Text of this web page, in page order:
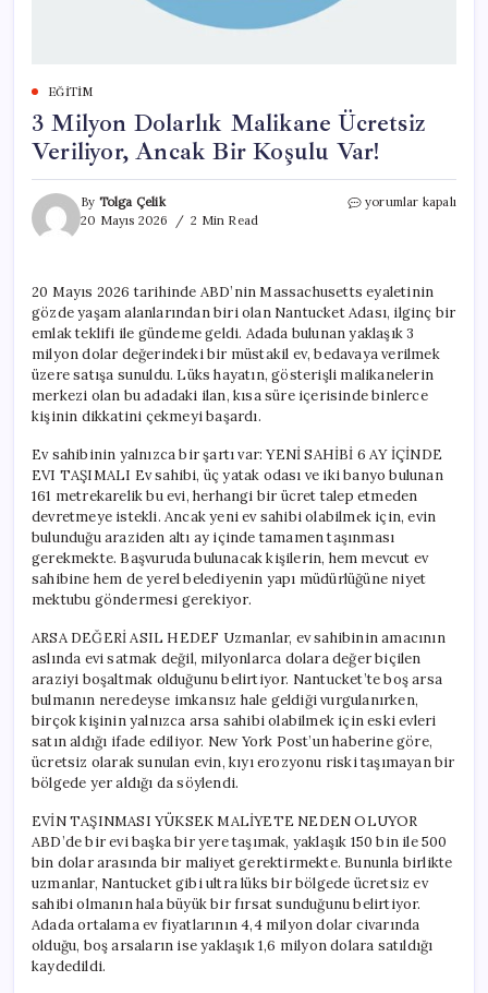
EĞITIM
3 Milyon Dolarlık Malikane Ücretsiz
Veriliyor, Ancak Bir Koşulu Var!
By Tolga Çelik
20 Mayıs 2026
2 Min Read
3
Veriliyor,
Ancak
Bir
Koşulu
Var!
için
yorumlar kapalı
20 Mayıs 2026 tarihinde ABD’nin Massachusetts eyaletinin
gözde yaşam alanlarından biri olan Nantucket Adası, ilginç bir
emlak teklifi ile gündeme geldi. Adada bulunan yaklaşık 3
milyon dolar değerindeki bir müstakil ev, bedavaya verilmek
üzere satışa sunuldu. Lüks hayatın, gösterişli malikanelerin
merkezi olan bu adadaki ilan, kısa süre içerisinde binlerce
kişinin dikkatini çekmeyi başardı.
Ev sahibinin yalnızca bir şartı var: YENİ SAHİBİ 6 AY İÇİNDE
EVI TAŞIMALI Ev sahibi, üç yatak odası ve iki banyo bulunan
161 metrekarelik bu evi, herhangi bir ücret talep etmeden
devretmeye istekli. Ancak yeni ev sahibi olabilmek için, evin
bulunduğu araziden altı ay içinde tamamen taşınması
gerekmekte. Başvuruda bulunacak kişilerin, hem mevcut ev
sahibine hem de yerel belediyenin yapı müdürlüğüne niyet
mektubu göndermesi gerekiyor.
ARSA DEĞERİ ASIL HEDEF Uzmanlar, ev sahibinin amacının
aslında evi satmak değil, milyonlarca dolara değer biçilen
araziyi boşaltmak olduğunu belirtiyor. Nantucket’te boş arsa
bulmanın neredeyse imkansız hale geldiği vurgulanırken,
birçok kişinin yalnızca arsa sahibi olabilmek için eski evleri
satın aldığı ifade ediliyor. New York Post’un haberine göre,
ücretsiz olarak sunulan evin, kıyı erozyonu riski taşımayan bir
bölgede yer aldığı da söylendi.
EVİN TAŞINMASI YÜKSEK MALİYETE NEDEN OLUYOR
ABD’de bir evi başka bir yere taşımak, yaklaşık 150 bin ile 500
bin dolar arasında bir maliyet gerektirmekte. Bununla birlikte
uzmanlar, Nantucket gibi ultra lüks bir bölgede ücretsiz ev
sahibi olmanın hala büyük bir fırsat sunduğunu belirtiyor.
Adada ortalama ev fiyatlarının 4,4 milyon dolar civarında
olduğu, boş arsaların ise yaklaşık 1,6 milyon dolara satıldığı
kaydedildi.